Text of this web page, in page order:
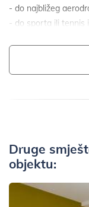
- do najbližeg
- do sporta ili tennis
- do najbliže plaže:
- do stjenovite
- do travnate plaže: 1
- do plaže prikladne
- do centra: 3 km
- do ambulante ili
- do ljekarne: 2 km
Druge
objektu: